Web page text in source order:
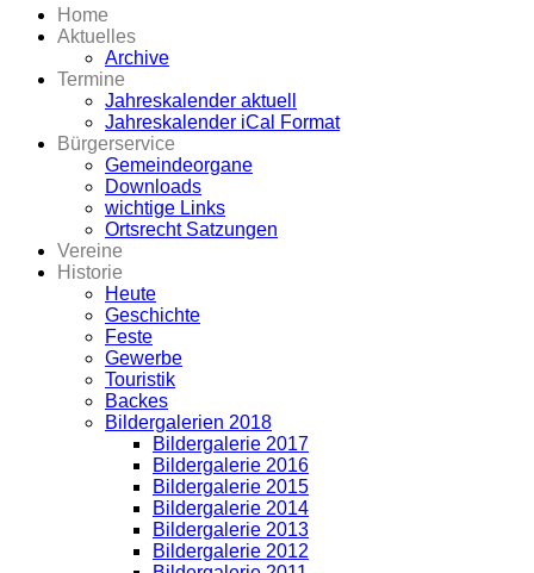
Home
Aktuelles
Archive
Termine
Jahreskalender aktuell
Jahreskalender iCal Format
Bürgerservice
Gemeindeorgane
Downloads
wichtige Links
Ortsrecht Satzungen
Vereine
Historie
Heute
Geschichte
Feste
Gewerbe
Touristik
Backes
Bildergalerien 2018
Bildergalerie 2017
Bildergalerie 2016
Bildergalerie 2015
Bildergalerie 2014
Bildergalerie 2013
Bildergalerie 2012